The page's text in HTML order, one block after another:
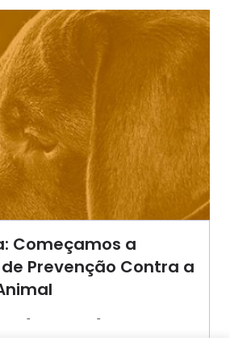
Começamos a
Prevenção Contra a
- -